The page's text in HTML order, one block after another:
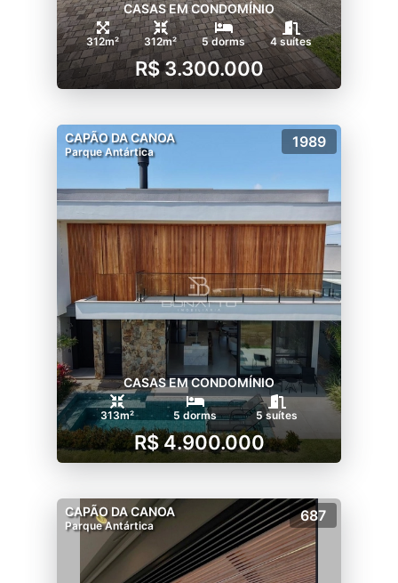
CASAS EM CONDOMÍNIO
312m² 312m² 5 dorms 4 suítes
R$ 3.300.000
CAPÃO DA CANOA
Parque Antártica
1989
CASAS EM CONDOMÍNIO
313m² 5 dorms 5 suítes
R$ 4.900.000
CAPÃO DA CANOA
Parque Antártica
687